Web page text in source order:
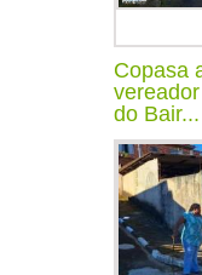
Copasa
do Bair...